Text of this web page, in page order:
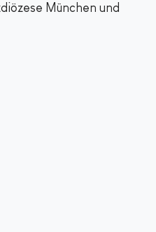
München und